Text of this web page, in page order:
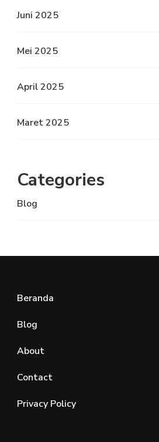
Juni 2025
Mei 2025
April 2025
Maret 2025
Categories
Blog
Beranda
Blog
About
Contact
Privacy Policy